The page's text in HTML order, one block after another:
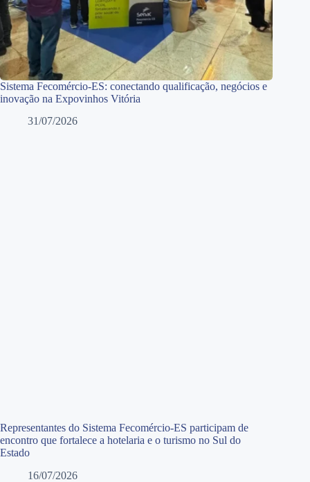
Sistema Fecomércio-ES: conectando qualificação, negócios e
inovação na Expovinhos Vitória
31/07/2026
Representantes do Sistema Fecomércio-ES participam de
encontro que fortalece a hotelaria e o turismo no Sul do
Estado
16/07/2026